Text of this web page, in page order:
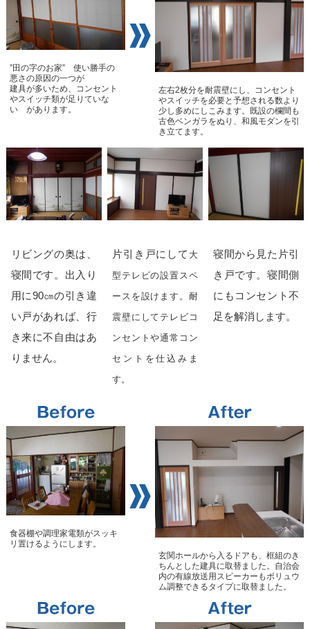
”田の字のお家” 使い勝手の
悪さの原因の一つが
建具が多いため、コンセント
やスイッチ類が足りていな
い があります。
左右2枚分を耐震壁にし、コンセント
やスイッチを必要と予想される数より
少し多めにしこみます。既設の欄間も
古色ベンガラをぬり、和風モダンを引
き立てます。
リビングの奥は、
寝間です。出入り
用に90㎝の引き違
い戸があれば、行
き来に不自由はあ
りません。
片引き戸にして 大
型テレビの設置スペ
ースを設けます。耐
震壁にしてテレビコ
ンセントや通常コン
セントを仕込みま
す。
寝間から見た片引
き戸です。寝間側
にもコンセント不
足を解消します。
食器棚や調理家電類がスッキ
リ置けるようにします。
玄関ホールから入るドアも、框組のき
ちんとした建具に取替ました。自治会
内の有線放送用スピーカーもボリュウ
ム調整できるタイプに取替ました。